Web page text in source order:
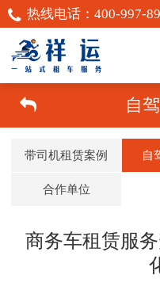
热线电话： 400-997-
自
带司机租赁案例 自
合作单位
商务车租赁服
感谢信任！
祥运汽车租赁（北京）有
限公司周琦竭诚为您服
常见问题